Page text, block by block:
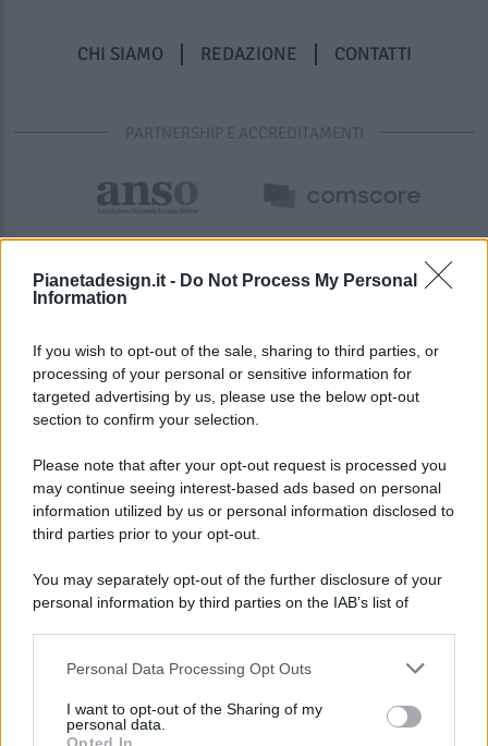
Pianetadesign.it - Do Not Process My Personal
Information
If you wish to opt-out of the sale, sharing to third parties, or
processing of your personal or sensitive information for
targeted advertising by us, please use the below opt-out
section to confirm your selection.
Please note that after your opt-out request is processed you
may continue seeing interest-based ads based on personal
information utilized by us or personal information disclosed to
third parties prior to your opt-out.
You may separately opt-out of the further disclosure of your
personal information by third parties on the IAB’s list of
This information may also be disclosed by us to third parties
disclose it to other third parties.
Personal Data Processing Opt Outs
I want to opt-out of the Sharing of my
personal data.
CHI SIAMO REDAZIONE CONTATTI
PARTNERSHIP E ACCREDITAMENTI
© 2026 - Pianeta Design - P.IVA 04827280654 - Testata
Registrata Al Tribunale Di Nocera Inferiore N. 8/2020 - RG N.
ISCRIZIONE AL ROC N. 35792 – ISCRITTA ALL’ANSO
(ASSOCIAZIONE NAZIONALE STAMPA ONLINE)
PREFERENZE PRIVACY